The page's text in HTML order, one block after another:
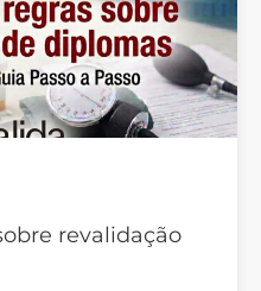
revalidação